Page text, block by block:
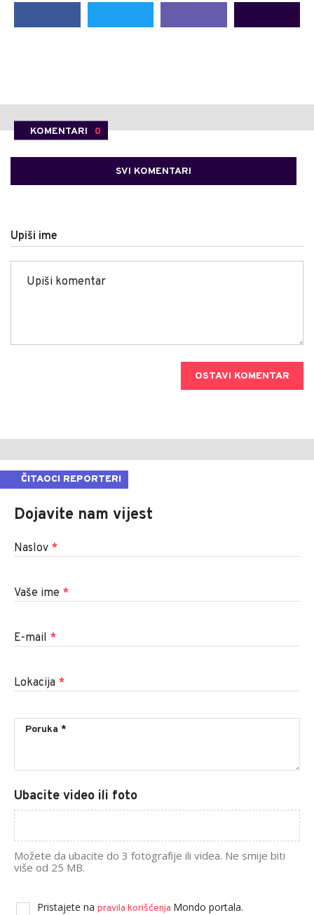
KOMENTARI 0
SVI KOMENTARI
Upiši ime
OSTAVI KOMENTAR
ČITAOCI REPORTERI
Dojavite nam vijest
Naslov *
Vaše ime *
E-mail *
Lokacija *
Ubacite video ili foto
Možete da ubacite do 3 fotografije ili videa. Ne smije biti
više od 25 MB.
Pristajete na pravila korišćenja Mondo portala.